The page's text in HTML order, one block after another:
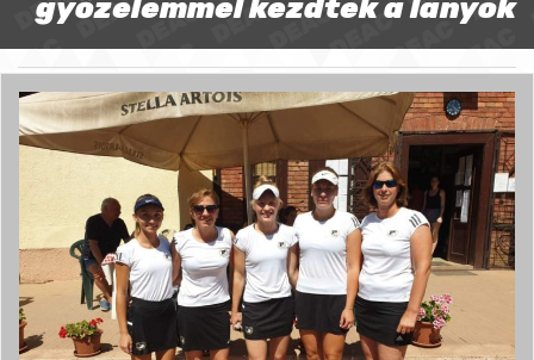
győzelemmel kezdtek a lányok